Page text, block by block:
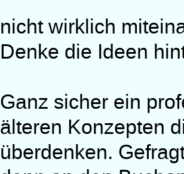
nicht wirklich
Denke die Ideen
Ganz sicher ein
älteren Konzepten
überdenken.